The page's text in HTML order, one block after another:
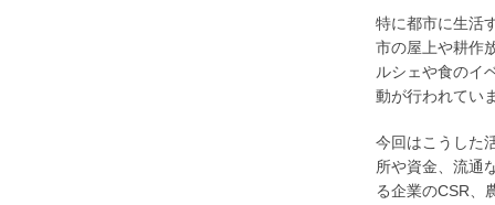
特に都市に生活
市の屋上や耕作
ルシェや食のイ
動が行われてい
今回はこうした
所や資金、流通
る企業のCSR、